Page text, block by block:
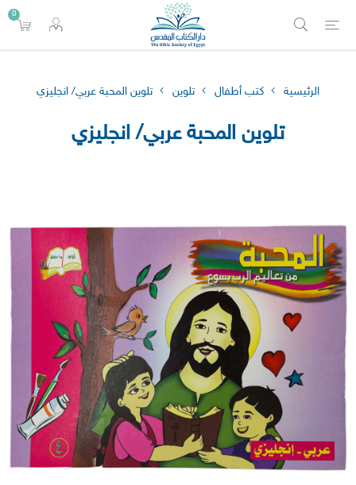
0
الرئيسية كتب أطفال تلوين تلوين المحبة عربي/ انجليزي
تلوين المحبة عربي/ انجليزي